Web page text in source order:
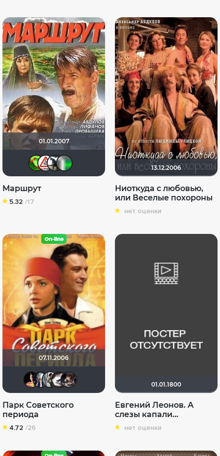
01.01.2007
igoryshka
waldemaroff
Маршрут
5.32 /17
13.12.2006
Ниоткуда с любовью,
или Веселые похороны
нет оценки
07.11.2006
nda
Парк Советского
периода
4.72 /26
01.01.1800
Евгений Леонов. А
слезы капали...
нет оценки